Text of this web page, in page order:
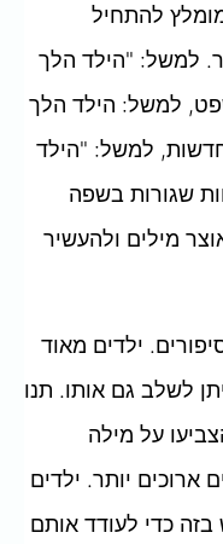
להתחיל
למשל: "הילד הלך
למשל: הילד הלך
למשל: "הילד
שגורות בשפה
מילים ולהעשיר
ילדים מאוד
לשלב גם אותו. תנו
על מילה
יותר. ילדים
כדי לעודד אותם